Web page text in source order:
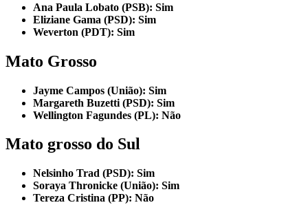
Ana Paula Lobato (PSB): Sim
Eliziane Gama (PSD): Sim
Weverton (PDT): Sim
Mato Grosso
Jayme Campos (União): Sim
Margareth Buzetti (PSD): Sim
Wellington Fagundes (PL): Não
Mato grosso do Sul
Nelsinho Trad (PSD): Sim
Soraya Thronicke (União): Sim
Tereza Cristina (PP): Não